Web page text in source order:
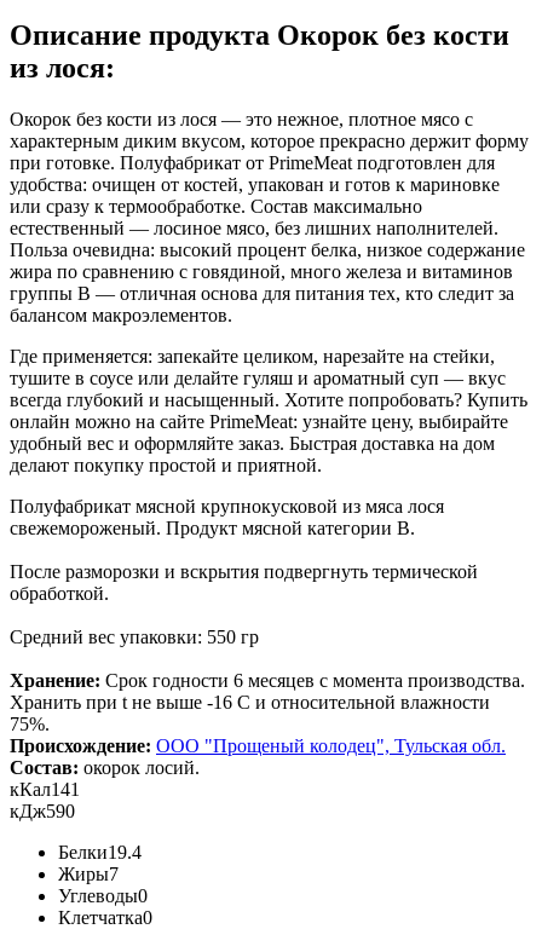
Описание продукта Окорок без кости
из лося:
Окорок без кости из лося — это нежное, плотное мясо с
характерным диким вкусом, которое прекрасно держит форму
при готовке. Полуфабрикат от PrimeMeat подготовлен для
удобства: очищен от костей, упакован и готов к мариновке
или сразу к термообработке. Состав максимально
естественный — лосиное мясо, без лишних наполнителей.
Польза очевидна: высокий процент белка, низкое содержание
жира по сравнению с говядиной, много железа и витаминов
группы B — отличная основа для питания тех, кто следит за
балансом макроэлементов.
Где применяется: запекайте целиком, нарезайте на стейки,
тушите в соусе или делайте гуляш и ароматный суп — вкус
всегда глубокий и насыщенный. Хотите попробовать? Купить
онлайн можно на сайте PrimeMeat: узнайте цену, выбирайте
удобный вес и оформляйте заказ. Быстрая доставка на дом
делают покупку простой и приятной.
Полуфабрикат мясной крупнокусковой из мяса лося
свежемороженый. Продукт мясной категории В.
После разморозки и вскрытия подвергнуть термической
обработкой.
Средний вес упаковки: 550 гр
Хранение: Срок годности 6 месяцев с момента производства.
Хранить при t не выше -16 С и относительной влажности
75%.
Происхождение: ООО "Прощеный колодец", Тульская обл.
Состав: окорок лосий.
кКал141
кДж590
Белки19.4
Жиры7
Углеводы0
Клетчатка0